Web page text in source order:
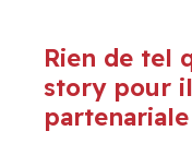
Rien de tel
story pour